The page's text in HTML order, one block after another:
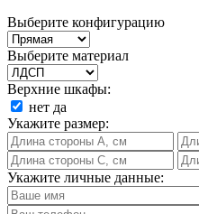
Выберите конфигурацию
Выберите материал
Верхние шкафы:
нет да
Укажите размер:
Укажите личные данные: